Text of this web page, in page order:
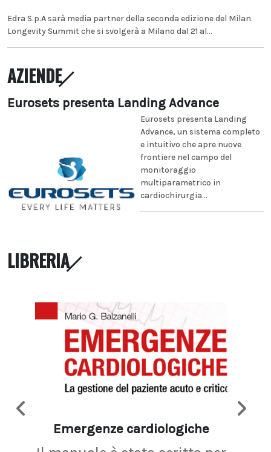
Edra S.p.A sarà media partner della seconda edizione del Milan
Longevity Summit che si svolgerà a Milano dal 21 al...
AZIENDE
Eurosets presenta Landing Advance
Eurosets presenta Landing
Advance, un sistema completo
e intuitivo che apre nuove
frontiere nel campo del
monitoraggio
multiparametrico in
cardiochirurgia...
LIBRERIA
Emergenze cardiologiche